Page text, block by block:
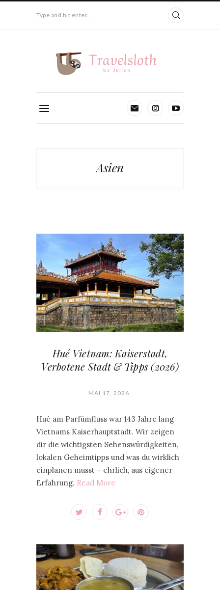
Type and hit enter...
Asien
Hué Vietnam: Kaiserstadt,
Verbotene Stadt & Tipps (2026)
MAI 17, 2026
Hué am Parfümfluss war 143 Jahre lang
Vietnams Kaiserhauptstadt. Wir zeigen
dir die wichtigsten Sehenswürdigkeiten,
lokalen Geheimtipps und was du wirklich
einplanen musst – ehrlich, aus eigener
Erfahrung. Read More